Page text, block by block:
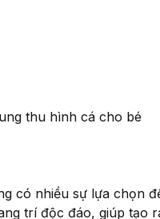
thu hình cá cho bé
có nhiều sự lựa chọn
trí độc đáo, giúp tạo